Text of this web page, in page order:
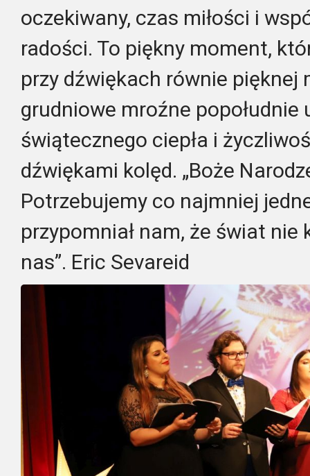
oczekiwany, czas miłości i
radości. To piękny moment,
przy dźwiękach równie pięknej
grudniowe mroźne popołudnie
świątecznego ciepła i
dźwiękami kolęd. „Boże
Potrzebujemy co najmniej
przypomniał nam, że świat nie
nas”. Eric Sevareid